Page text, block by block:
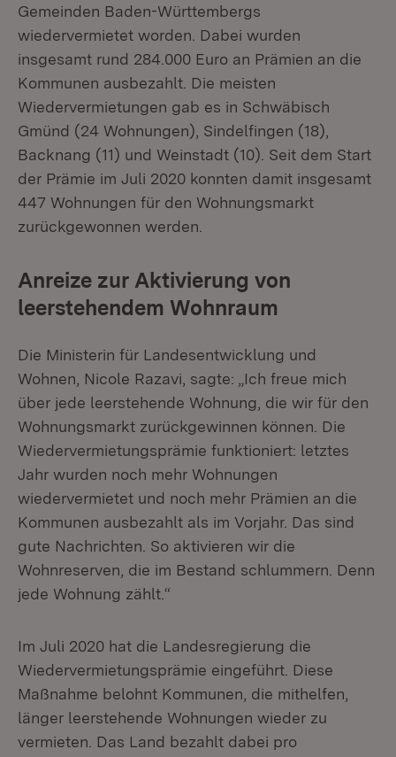
Gemeinden Baden-Württembergs
wiedervermietet worden. Dabei wurden
insgesamt rund 284.000 Euro an Prämien an die
Kommunen ausbezahlt. Die meisten
Wiedervermietungen gab es in Schwäbisch
Gmünd (24 Wohnungen), Sindelfingen (18),
Backnang (11) und Weinstadt (10). Seit dem Start
der Prämie im Juli 2020 konnten damit insgesamt
447 Wohnungen für den Wohnungsmarkt
zurückgewonnen werden.
Anreize zur Aktivierung von
leerstehendem Wohnraum
Die Ministerin für Landesentwicklung und
Wohnen, Nicole Razavi, sagte: „Ich freue mich
über jede leerstehende Wohnung, die wir für den
Wohnungsmarkt zurückgewinnen können. Die
Wiedervermietungsprämie funktioniert: letztes
Jahr wurden noch mehr Wohnungen
wiedervermietet und noch mehr Prämien an die
Kommunen ausbezahlt als im Vorjahr. Das sind
gute Nachrichten. So aktivieren wir die
Wohnreserven, die im Bestand schlummern. Denn
jede Wohnung zählt.“
Im Juli 2020 hat die Landesregierung die
Wiedervermietungsprämie eingeführt. Diese
Maßnahme belohnt Kommunen, die mithelfen,
länger leerstehende Wohnungen wieder zu
vermieten. Das Land bezahlt dabei pro